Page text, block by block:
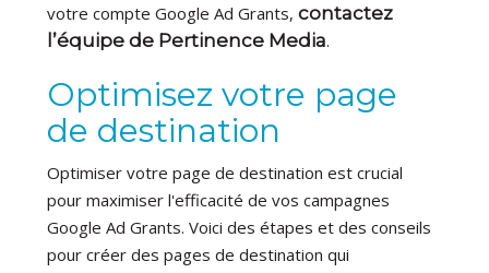
votre compte Google Ad Grants,contactez
l’équipe de Pertinence Media.
Optimisez votre page
de destination
Optimiser votre page de destination est crucial
pour maximiser l'efficacité de vos campagnes
Google Ad Grants. Voici des étapes et des conseils
pour créer des pages de destination qui